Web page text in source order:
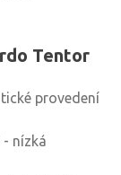
Tentor
provedení
nízká